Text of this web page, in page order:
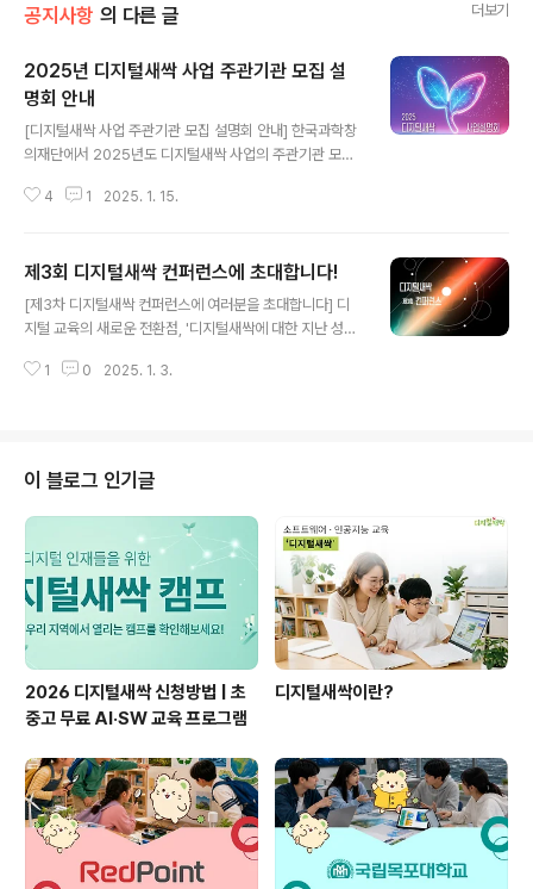
공지사항 의 다른 글 더보기
2025년 디지털새싹 사업 주관기관 모집 설
명회 안내
[디지털새싹 사업 주관기관 모집 설명회 안내] 한국과학창
의재단에서 2025년도 디지털새싹 사업의 주관기관 모집
석이 어려운 기관들을 위해 대면과 비대면 방식을 동시에
하 1층)주소: 서울시 강남구 테헤란로 7길 22, 한국과학기
술회관 2관내용: 사업 주관기관 모집 공고 설명 및 질의응
답■ 참석 안내참석대상: 2025년도 디지털새싹 사업 신청
참석자 개별 신청 필수(동반 신청 불가)신청기한: 2025년
4 1 2025. 1. 15.
제3회 디지털새싹 컨퍼런스에 초대합니다!
[제3차 디지털새싹 컨퍼런스에 여러분을 초대합니다] 디
지털 교육의 새로운 전환점, '디지털새싹에 대한 지난 성과
의 학생들에게 창의적이고 혁신적인 디지털 교육을 제공해
요 • 일시: 2025년 1월 10일(금) 13:30~17:00 • 장소:
호텔 나루 서울- (마포역) • 주제: "변화하는 디지털새
싹, 2.0을 향한 중장기 발전 방향 모색" 🎯 주요 프로그램
1️⃣ [1부] 디지털새싹 중장기 발전 방안 - 디지털새싹 성
과 분석 및 중장기 발전 방안 연구 발표 - 현장 질의응답
2️⃣..
1 0 2025. 1. 3.
이 블로그 인기글
2026 디지털새싹 신청방법 | 초
중고 무료 AI·SW 교육 프로그램
디지털새싹이란?